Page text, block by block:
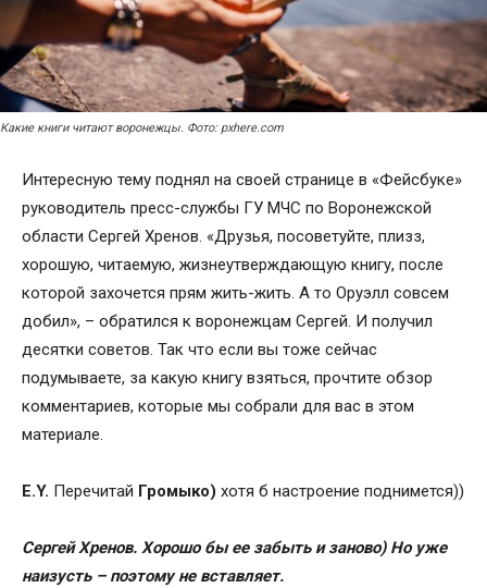
Какие книги читают воронежцы. Фото: pxhere.com
Интересную тему поднял на своей странице в «Фейсбуке»
руководитель пресс-службы ГУ МЧС по Воронежской
области Сергей Хренов. «Друзья, посоветуйте, плизз,
хорошую, читаемую, жизнеутверждающую книгу, после
которой захочется прям жить-жить. А то Оруэлл совсем
добил», – обратился к воронежцам Сергей. И получил
десятки советов. Так что если вы тоже сейчас
подумываете, за какую книгу взяться, прочтите обзор
комментариев, которые мы собрали для вас в этом
материале.
E.Y. Перечитай Громыко) хотя б настроение поднимется))
Cергей Хренов. Хорошо бы ее забыть и заново) Но уже
наизусть – поэтому не вставляет.